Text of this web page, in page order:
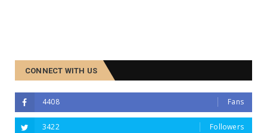
CONNECT WITH US
4408 Fans
3422 Followers